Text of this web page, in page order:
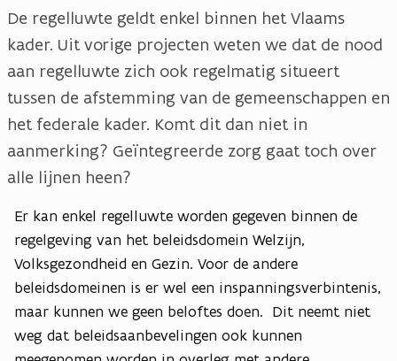
De regelluwte geldt enkel binnen het Vlaams
kader. Uit vorige projecten weten we dat de nood
aan regelluwte zich ook regelmatig situeert
tussen de afstemming van de gemeenschappen en
het federale kader. Komt dit dan niet in
aanmerking? Geïntegreerde zorg gaat toch over
alle lijnen heen?
Er kan enkel regelluwte worden gegeven binnen de
regelgeving van het beleidsdomein Welzijn,
Volksgezondheid en Gezin. Voor de andere
beleidsdomeinen is er wel een inspanningsverbintenis,
maar kunnen we geen beloftes doen. Dit neemt niet
weg dat beleidsaanbevelingen ook kunnen